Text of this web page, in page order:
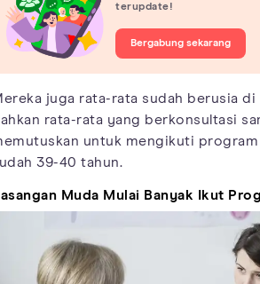
terupdate!
Bergabung sekarang
juga rata-rata sudah berusia di
rata-rata yang berkonsultasi
untuk mengikuti
39-40 tahun.
Muda Mulai Banyak Ikut